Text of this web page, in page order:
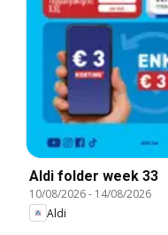
Aldi folder week 33
10/08/2026- 14/08/2026
Aldi